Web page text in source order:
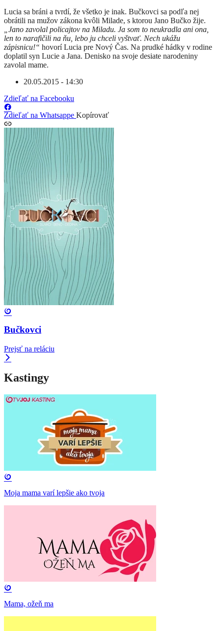
Lucia sa bráni a tvrdí, že všetko je inak. Bučkovci sa podľa nej
obrátili na mužov zákona kvôli Milade, s ktorou Jano Bučko žije.
„Jano zavolal policajtov na Miladu. Ja som to neukradla ani ona,
len to narafičili na ňu, lebo ju chceli vyštvať. Nech ukážu
zápisnicu!“ hovorí Lucia pre Nový Čas. Na prudké hádky v rodine
doplatil syn Lucie a Jana. Denisko na svoje desiate narodeniny
zavolal mame.
20.05.2015 - 14:30
Zdieľať na Facebooku
Zdieľať na Whatsappe Kopírovať
Bučkovci
Prejsť na reláciu
Kastingy
Moja mama varí lepšie ako tvoja
Mama, ožeň ma